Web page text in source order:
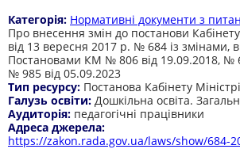
Категорія: Нормативні документи з
Про внесення змін до постанови
від 13 вересня 2017 р. № 684 із змінами,
Постановами КМ № 806 від 19.09.2018, №
№ 985 від 05.09.2023
Тип ресурсу: Постанова Кабінету
Галузь освіти: Дошкільна освіта.
Аудиторія: педагогічні працівники
Адреса джерела:
https://zakon.rada.gov.ua/laws/show/684-